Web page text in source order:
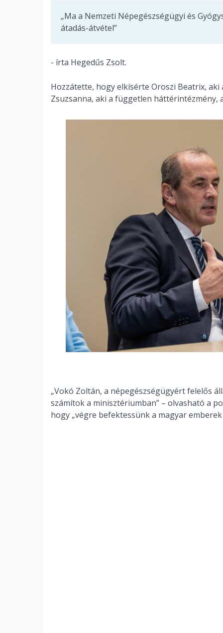
„Ma a Nemzeti Népegészségügyi és
átadás-átvétel”
- írta Hegedűs Zsolt.
Hozzátette, hogy elkísérte Oroszi Beatrix,
Zsuzsanna, aki a független háttérintézmény,
„Vokó Zoltán, a népegészségügyért felelős
számítok a minisztériumban” – olvasható a
hogy „végre befektessünk a magyar emberek